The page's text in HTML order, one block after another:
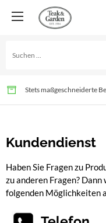
Gartenvergnügen für
Schnelle Lieferung und
Stets maßgeschneiderte
Kundendienst
Haben Sie Fragen zu
zu anderen Fragen?
folgenden Möglichkeiten